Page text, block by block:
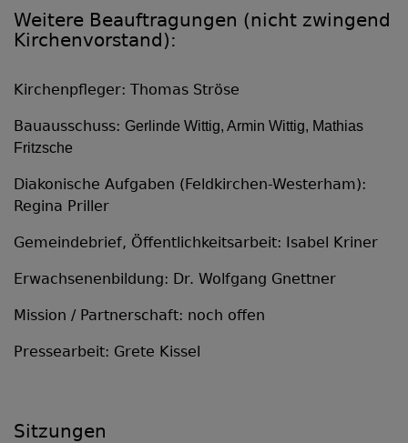
Weitere Beauftragungen (nicht zwingend
Kirchenvorstand):
Kirchenpfleger: Thomas Ströse
Bauausschuss: Gerlinde Wittig, Armin Wittig, Mathias
Fritzsche
Diakonische Aufgaben (Feldkirchen-Westerham):
Regina Priller
Gemeindebrief, Öffentlichkeitsarbeit: Isabel Kriner
Erwachsenenbildung: Dr. Wolfgang Gnettner
Mission / Partnerschaft: noch offen
Pressearbeit: Grete Kissel
Sitzungen